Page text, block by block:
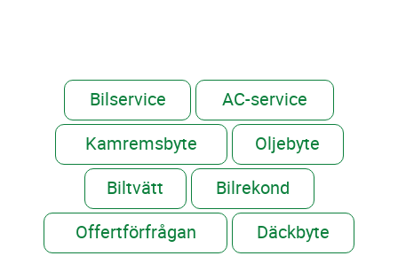
Bilservice
AC-service
Kamremsbyte
Oljebyte
Biltvätt
Bilrekond
Offertförfrågan
Däckbyte